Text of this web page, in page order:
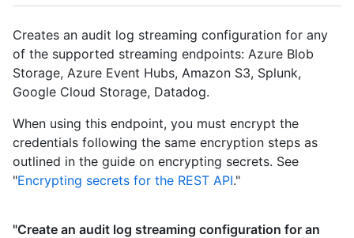
Creates an audit log streaming configuration for any
of the supported streaming endpoints: Azure Blob
Storage, Azure Event Hubs, Amazon S3, Splunk,
Google Cloud Storage, Datadog.
When using this endpoint, you must encrypt the
credentials following the same encryption steps as
outlined in the guide on encrypting secrets. See
"Encrypting secrets for the REST API."
"Create an audit log streaming configuration for an